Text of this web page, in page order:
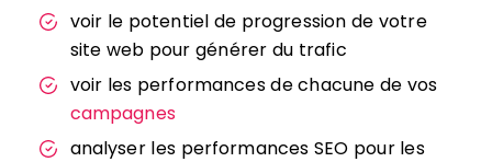
voir le potentiel de progression de votre
site web pour générer du trafic
voir les performances de chacune de vos
campagnes
analyser les performances SEO pour les